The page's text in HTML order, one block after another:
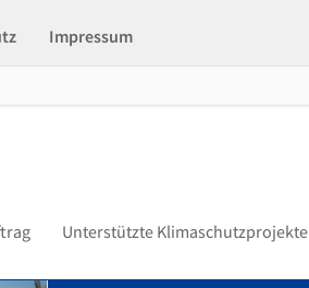
Impressum
Unterstützte Klimaschutzprojekte